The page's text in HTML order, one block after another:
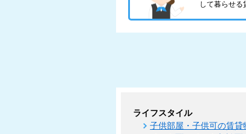
して暮らせる
ライフスタイル
子供部屋・子供可の賃貸